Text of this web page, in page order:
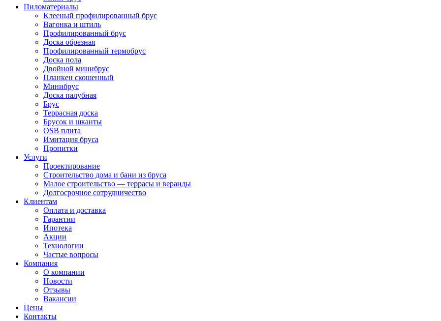
Пиломатериалы
Клееный профилированный брус
Вагонка и штиль
Профилированный брус
Доска обрезная
Профилированный термобрус
Доска пола
Двойной минибрус
Планкен скошенный
Минибрус
Доска палубная
Брус
Террасная доска
Брусок и шканты
OSB плита
Имитация бруса
Пропитки
Услуги
Проектирование
Строительство дома и бани из бруса
Малое строительство — террасы и веранды
Долгосрочное сотрудничество
Клиентам
Оплата и доставка
Гарантии
Ипотека
Акции
Технологии
Частые вопросы
Компания
О компании
Новости
Отзывы
Вакансии
Цены
Контакты